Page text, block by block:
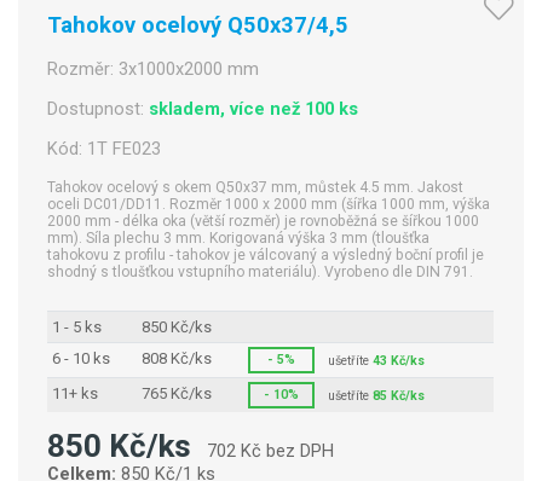
Tahokov ocelový Q50x37/4,5
Rozměr: 3x1000x2000 mm
Dostupnost: skladem, více než 100 ks
Kód: 1T FE023
Tahokov ocelový s okem Q50x37 mm, můstek 4.5 mm. Jakost
oceli DC01/DD11. Rozměr 1000 x 2000 mm (šířka 1000 mm, výška
2000 mm - délka oka (větší rozměr) je rovnoběžná se šířkou 1000
mm). Síla plechu 3 mm. Korigovaná výška 3 mm (tloušťka
tahokovu z profilu - tahokov je válcovaný a výsledný boční profil je
shodný s tloušťkou vstupního materiálu). Vyrobeno dle DIN 791.
1 - 5 ks
850 Kč/ks
6 - 10 ks
808 Kč/ks - 5% ušetříte43 Kč/ks
11+ ks 765 Kč/ks - 10% ušetříte85 Kč/ks
850 Kč/ks
702 Kč bez DPH
Celkem: 850 Kč/1 ks